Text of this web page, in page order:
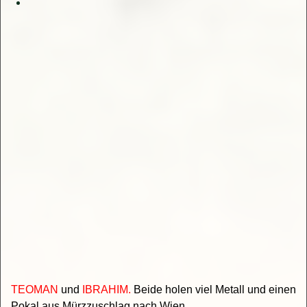
TEOMAN und IBRAHIM. Beide holen viel Metall und einen